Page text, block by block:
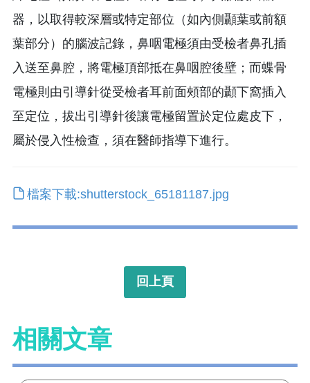
器，以取得較深層或特定部位（如內側顳葉或前額
葉部分）的腦波記錄，鼻咽電極須由受檢者鼻孔插
入送至鼻腔，將電極頂部抵在鼻咽腔後壁；而蝶骨
電極則由引導針從受檢者耳前面頰部的顳下窩插入
至定位，拔出引導針後讓電極留置於定位處皮下，
屬於侵入性檢查，須在醫師指導下進行。
檔案下載:shutterstock_65181187.jpg
回上頁
相關文章